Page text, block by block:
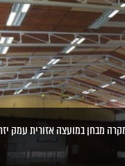
מבחן במועצה אזורית עמק